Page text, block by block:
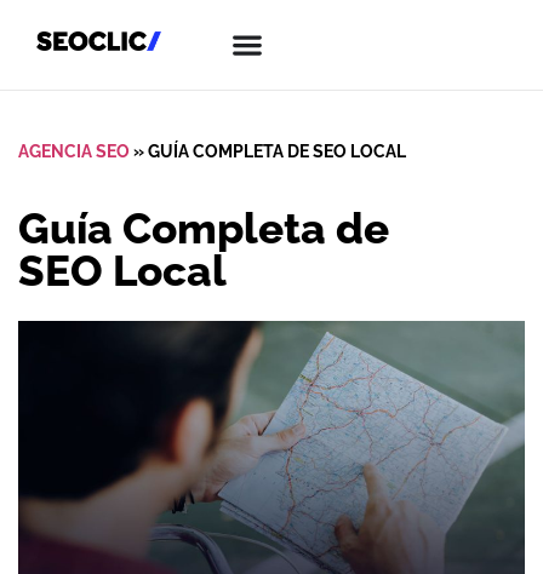
AGENCIA SEO»GUÍA COMPLETA DE SEO LOCAL
Guía Completa de
SEO Local